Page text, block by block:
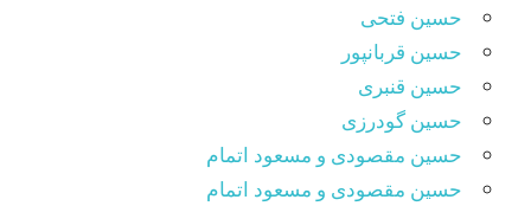
حسین فتحی
حسین قربانپور
حسین قنبری
حسین گودرزی
حسین مقصودى و مسعود اتمام
حسین مقصودی و مسعود اتمام